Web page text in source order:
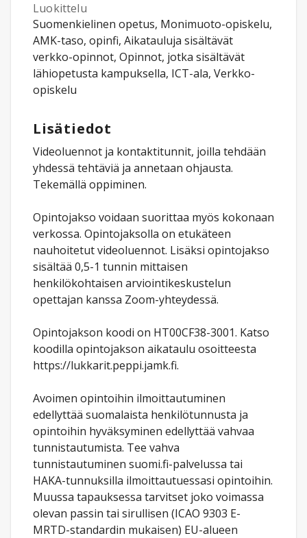
Luokittelu
Suomenkielinen opetus, Monimuoto-opiskelu,
AMK-taso, opinfi, Aikatauluja sisältävät
verkko-opinnot, Opinnot, jotka sisältävät
lähiopetusta kampuksella, ICT-ala, Verkko-
opiskelu
Lisätiedot
Videoluennot ja kontaktitunnit, joilla tehdään
yhdessä tehtäviä ja annetaan ohjausta.
Tekemällä oppiminen.
Opintojakso voidaan suorittaa myös kokonaan
verkossa. Opintojaksolla on etukäteen
nauhoitetut videoluennot. Lisäksi opintojakso
sisältää 0,5-1 tunnin mittaisen
henkilökohtaisen arviointikeskustelun
opettajan kanssa Zoom-yhteydessä.
Opintojakson koodi on HT00CF38-3001. Katso
koodilla opintojakson aikataulu osoitteesta
https://lukkarit.peppi.jamk.fi.
Avoimen opintoihin ilmoittautuminen
edellyttää suomalaista henkilötunnusta ja
opintoihin hyväksyminen edellyttää vahvaa
tunnistautumista. Tee vahva
tunnistautuminen suomi.fi-palvelussa tai
HAKA-tunnuksilla ilmoittautuessasi opintoihin.
Muussa tapauksessa tarvitset joko voimassa
olevan passin tai sirullisen (ICAO 9303 E-
MRTD-standardin mukaisen) EU-alueen